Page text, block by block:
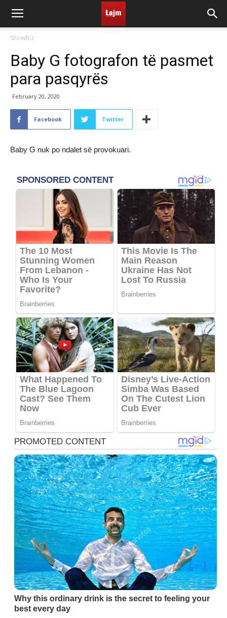
ShowBiz
Baby G fotografon të pasmet
para pasqyrës
February 20, 2020
Facebook Twitter
Baby G nuk po ndalet së provokuari.